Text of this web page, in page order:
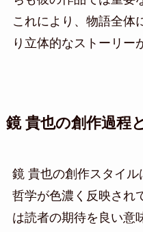
これにより、物語全体
り立体的なストーリー
鏡 貴也の創作過程
鏡 貴也の創作スタイ
哲学が色濃く反映され
は読者の期待を良い意